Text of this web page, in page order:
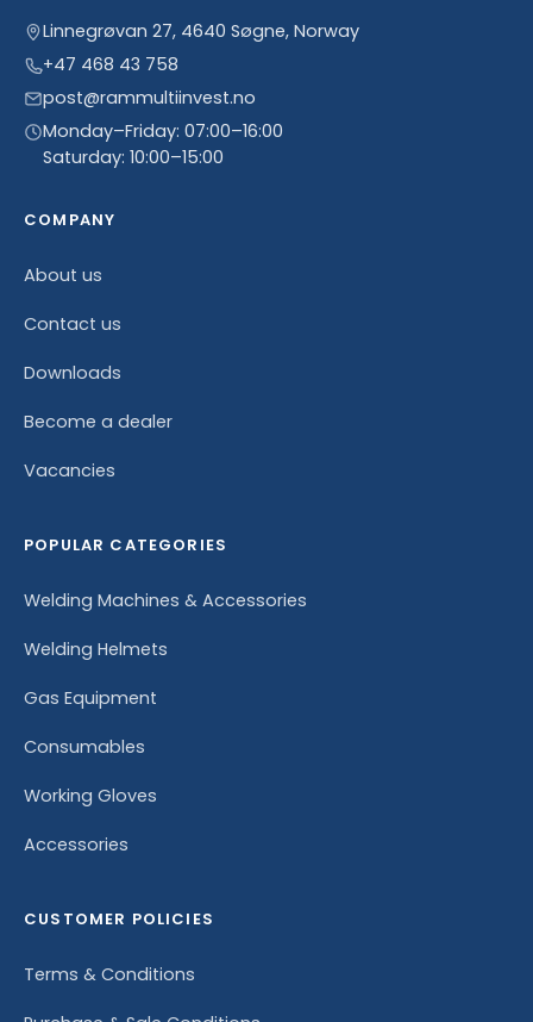
Linnegrøvan 27, 4640 Søgne, Norway
+47 468 43 758
post@rammultiinvest.no
Monday–Friday: 07:00–16:00
Saturday: 10:00–15:00
COMPANY
About us
Contact us
Downloads
Become a dealer
Vacancies
POPULAR CATEGORIES
Welding Machines & Accessories
Welding Helmets
Gas Equipment
Consumables
Working Gloves
Accessories
CUSTOMER POLICIES
Terms & Conditions